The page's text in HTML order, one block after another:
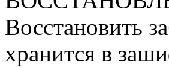
Восстановить
хранится в